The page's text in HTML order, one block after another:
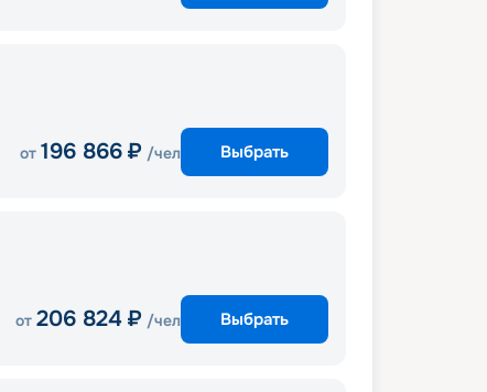
от 196 866 ₽ /чел Выбрать
от 206 824 ₽ /чел Выбрать